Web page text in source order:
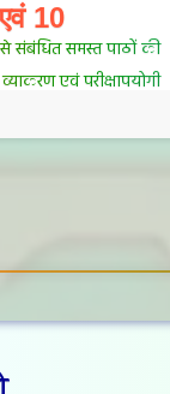
10
संबंधित समस्त पाठों की
एवं परीक्षापयोगी